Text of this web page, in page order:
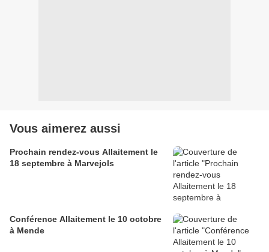
Vous aimerez aussi
Prochain rendez-vous Allaitement le
18 septembre à Marvejols
Conférence Allaitement le 10 octobre
à Mende